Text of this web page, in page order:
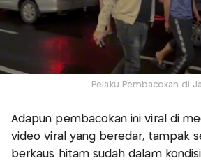
Pelaku Pembacokan di
Adapun pembacokan ini viral di
video viral yang beredar, tampak
berkaus hitam sudah dalam